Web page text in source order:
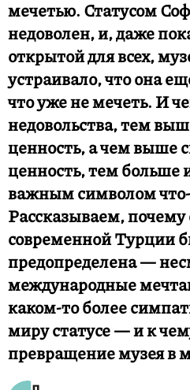
мечетью. Статусом
недоволен, и, даже
открытой для всех,
устраивало, что она
что уже не мечеть. И
недовольства, тем
ценность, а чем выше
ценность, тем больше
важным символом что-
Рассказываем, почему
современной Турции
предопределена —
международные
каком-то более
миру статусе — и к
превращение музея в